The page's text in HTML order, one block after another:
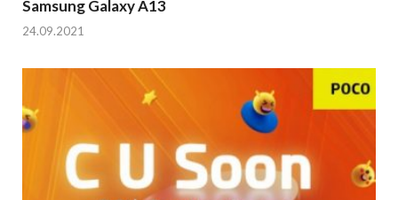
Samsung Galaxy A13
24.09.2021